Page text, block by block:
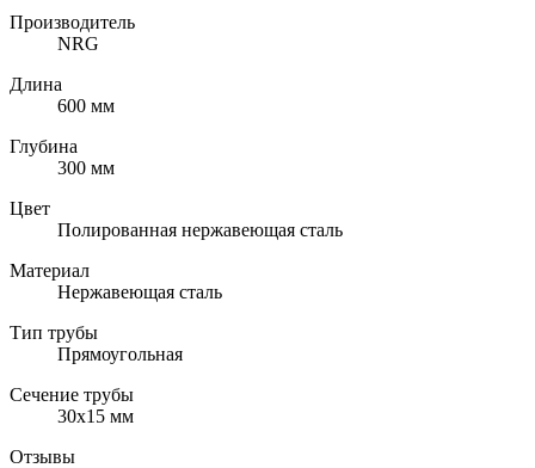
Производитель
NRG
Длина
600 мм
Глубина
300 мм
Цвет
Полированная нержавеющая сталь
Материал
Нержавеющая сталь
Тип трубы
Прямоугольная
Сечение трубы
30х15 мм
Отзывы